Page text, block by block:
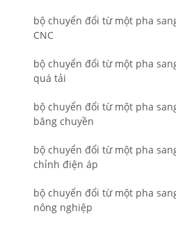
bộ chuyển đổi từ một pha
CNC
bộ chuyển đổi từ một pha
quá tải
bộ chuyển đổi từ một pha
băng chuyền
bộ chuyển đổi từ một pha
chỉnh điện áp
bộ chuyển đổi từ một pha
nông nghiệp